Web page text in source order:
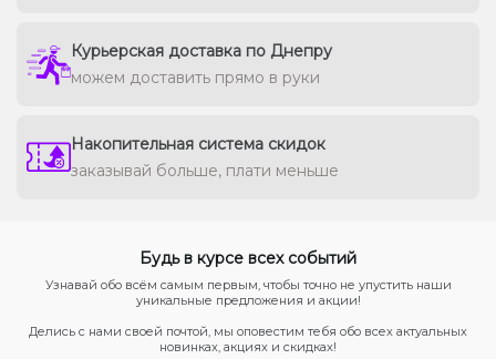
Курьерская доставка по Днепру
можем доставить прямо в руки
Накопительная система скидок
заказывай больше, плати меньше
Будь в курсе всех событий
Узнавай обо всём самым первым, чтобы точно не упустить наши
уникальные предложения и акции!
Делись с нами своей почтой, мы оповестим тебя обо всех актуальных
новинках, акциях и скидках!